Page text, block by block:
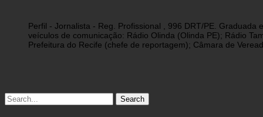
Perfil - Jornalista - Reg. Profissional , 996 DRT/PE.
veículos de comunicação: Rádio Olinda (Olinda PE); Rádio
Prefeitura do Recife (chefe de reportagem); Câmara de
Search
for: